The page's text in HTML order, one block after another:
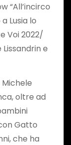
“All’incirco
Lusia lo
Voi 2022/
e
Michele
oltre ad
Gatto
che ha